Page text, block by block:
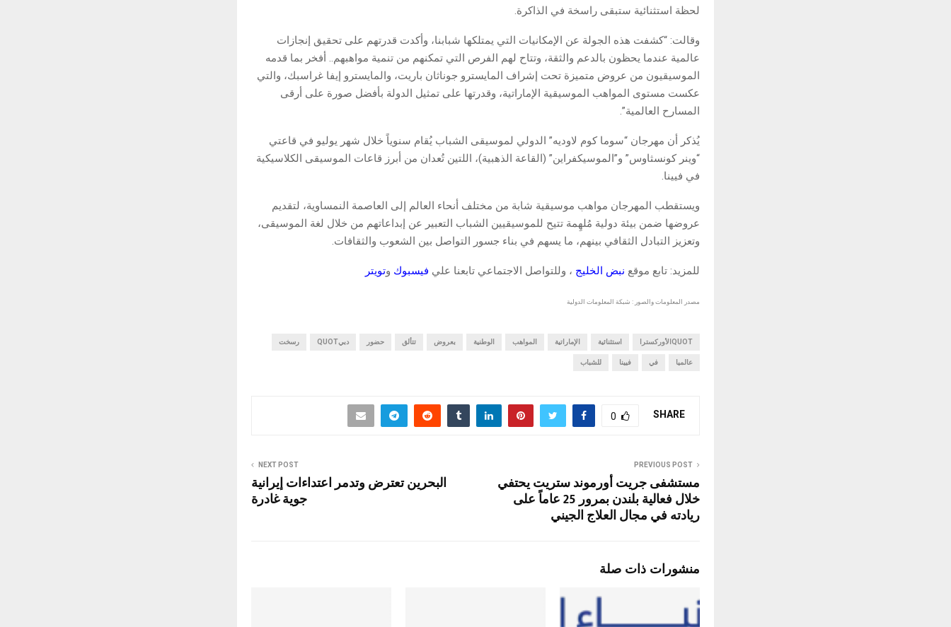
لحظة استثنائية ستبقى راسخة في الذاكرة.
وقالت: “كشفت هذه الجولة عن الإمكانيات التي يمتلكها شبابنا، وأكدت قدرتهم على تحقيق إنجازات
عالمية عندما يحظون بالدعم والثقة، وتتاح لهم الفرص التي تمكنهم من تنمية مواهبهم.. أفخر بما قدمه
الموسيقيون من عروض متميزة تحت إشراف المايسترو جوناثان باريت، والمايسترو إيفا غراسبك، والتي
عكست مستوى المواهب الموسيقية الإماراتية، وقدرتها على تمثيل الدولة بأفضل صورة على أرقى
المسارح العالمية”.
يُذكر أن مهرجان “سوما كوم لاوديه” الدولي لموسيقى الشباب يُقام سنوياً خلال شهر يوليو في قاعتي
“وينر كونسثاوس” و”الموسيكفراين” (القاعة الذهبية)، اللتين تُعدان من أبرز قاعات الموسيقى الكلاسيكية
في فيينا.
ويستقطب المهرجان مواهب موسيقية شابة من مختلف أنحاء العالم إلى العاصمة النمساوية، لتقديم
عروضها ضمن بيئة دولية مُلهِمة تتيح للموسيقيين الشباب التعبير عن إبداعاتهم من خلال لغة الموسيقى،
وتعزيز التبادل الثقافي بينهم، ما يسهم في بناء جسور التواصل بين الشعوب والثقافات.
للمزيد: تابع موقع نبض الخليج ، وللتواصل الاجتماعي تابعنا علي فيسبوك وتويتر
مصدر المعلومات والصور : شبكة المعلومات الدولية
QUOTالأوركسترا استثنائية الإماراتية المواهب الوطنية بعروض تتألق حضور دبيQUOT رسخت
عالميا في فيينا للشباب
SHARE
0
PREVIOUS POST
مستشفى جريت أورموند ستريت يحتفي
خلال فعالية بلندن بمرور 25 عاماً على
ريادته في مجال العلاج الجيني
NEXT POST
البحرين تعترض وتدمر اعتداءات إيرانية
جوية غادرة
منشورات ذات صلة